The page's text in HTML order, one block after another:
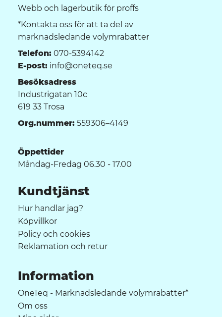
Webb och lagerbutik för proffs
*Kontakta oss för att ta del av
marknadsledande volymrabatter
Telefon: 070-5394142
E-post: info@oneteq.se
Besöksadress
Industrigatan 10c
619 33 Trosa
Org.nummer: 559306–4149
Öppettider
Måndag-Fredag 06.30 - 17.00
Kundtjänst
Hur handlar jag?
Köpvillkor
Policy och cookies
Reklamation och retur
Information
OneTeq - Marknadsledande volymrabatter*
Om oss